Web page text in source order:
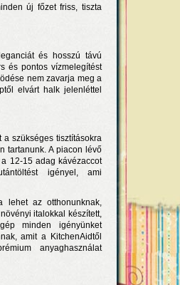
új főzet friss, tiszta
és hosszú távú
és pontos vízmelegítést
nem zavarja meg a
elvárt halk jelenléttel
szükséges tisztításokra
tartanunk. A piacon lévő
12-15 adag kávézaccot
igényel, ami
lehet az otthonunknak,
italokkal készített,
minden igényünket
amit a KitchenAidtől
anyaghasználat